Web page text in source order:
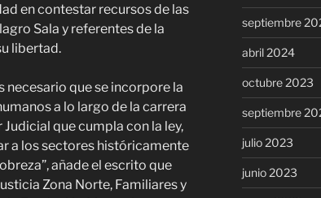
en contestar recursos de las
Sala y referentes de la
libertad.
necesario que se incorpore la
a lo largo de la carrera
que cumpla con la ley,
a los sectores históricamente
añade el escrito que
Zona Norte, Familiares y
septiembre
abril 2024
octubre 2023
septiembre
julio 2023
junio 2023